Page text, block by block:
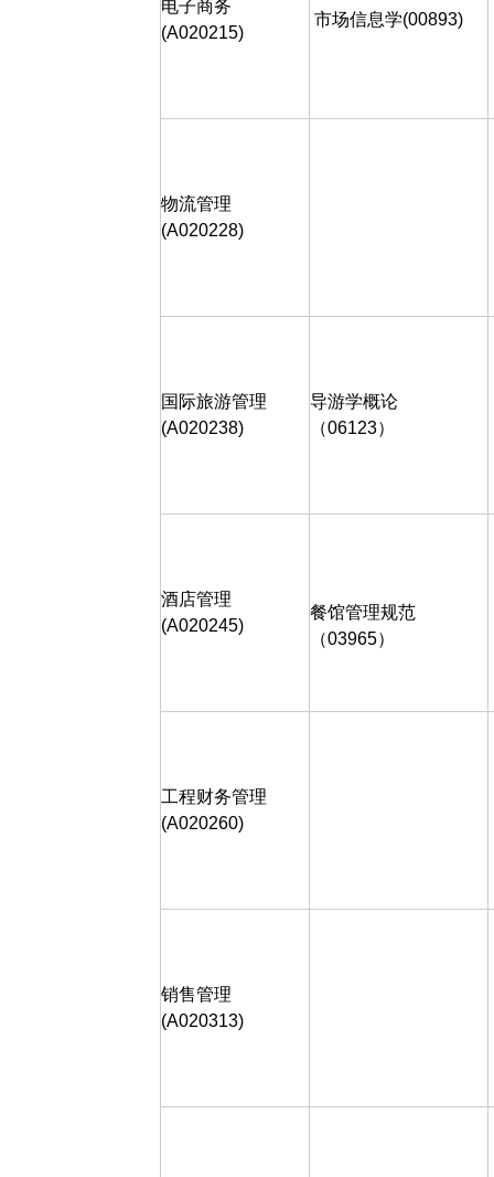
电子商务
(A020215)
市场信息学(00893)
物流管理
(A020228)
国际旅游管理
(A020238)
导游学概论
（06123）
酒店管理
(A020245)
餐馆管理规范
（03965）
工程财务管理
(A020260)
销售管理
(A020313)